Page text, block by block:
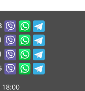
18:00